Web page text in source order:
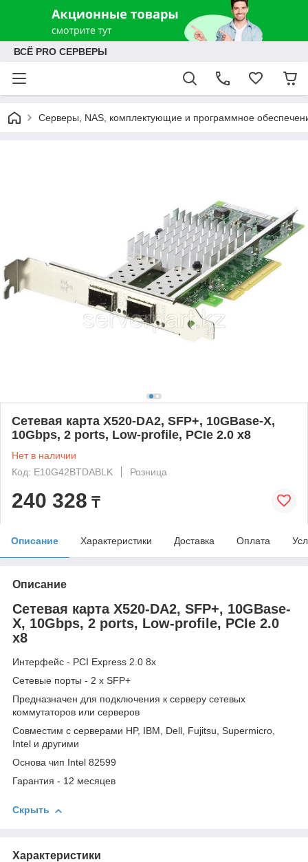
ВСЁ PRO СЕРВЕРЫ
Серверы, NAS, комплектующие и программное
Сетевая карта X520-DA2, SFP+, 10GBase-X,
10Gbps, 2 ports, Low-profile, PCIe 2.0 x8
Нет в наличии
Код: E10G42BTDABLK
Розница
240 328 ₸
Описание Характеристики Доставка Оплата
Описание
Сетевая карта X520-DA2, SFP+, 10GBase-
X, 10Gbps, 2 ports, Low-profile, PCIe 2.0
x8
Интерфейс - PCI Express 2.0 8x
Сетевые порты - 2 x SFP+
Предназначен для подключения к серверу сетевых
коммутаторов или серверов
Совместим с серверами HP, IBM, Dell, Fujitsu, Supermicro,
Intel и другими
Основа чип Intel 82599
Гарантия - 12 месяцев
Скрыть
Характеристики